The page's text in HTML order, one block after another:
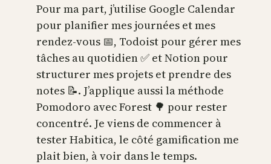
Pour ma part, j’utilise Google Calendar
pour planifier mes journées et mes
rendez-vous 📅, Todoist pour gérer mes
tâches au quotidien ✅ et Notion pour
structurer mes projets et prendre des
notes 📝. J’applique aussi la méthode
Pomodoro avec Forest 🌳 pour rester
concentré. Je viens de commencer à
tester Habitica, le côté gamification me
plait bien, à voir dans le temps.